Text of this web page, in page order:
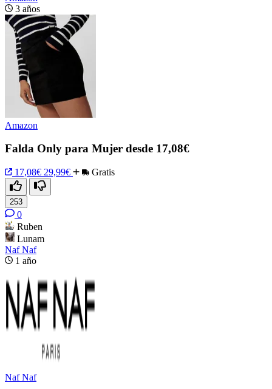
3 años
Amazon
Falda Only para Mujer desde 17,08€
17,08€ 29,99€ Gratis
253
0
Ruben
Lunam
Naf Naf
1 año
Naf Naf